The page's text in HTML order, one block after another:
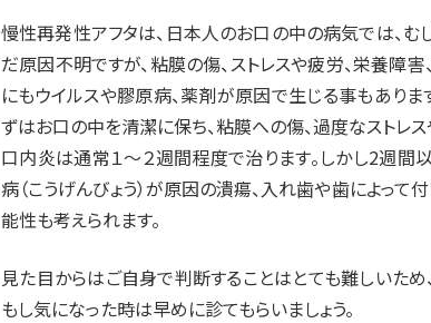
慢性再発性アフタは、日本人のお口の中の病気では、む
だ原因不明ですが、粘膜の傷、ストレスや疲労、栄養障
にもウイルスや膠原病、薬剤が原因で生じる事もありま
ずはお口の中を清潔に保ち、粘膜への傷、過度なストレ
口内炎は通常１～２週間程度で治ります。しかし2週間
病（こうげんびょう）が原因の潰瘍、入れ歯や歯によっ
能性も考えられます。
見た目からはご自身で判断することはとても難しいため
もし気になった時は早めに診てもらいましょう。